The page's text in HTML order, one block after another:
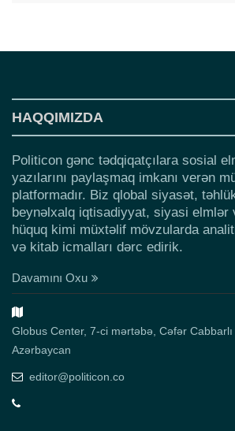
HAQQIMIZDA
Politicon gənc tədqiqatçılara sosial
yazılarını paylaşmaq imkanı verən
platformadır. Biz qlobal siyasət,
beynəlxalq iqtisadiyyat, siyasi elmlər
hüquq kimi müxtəlif mövzularda
və kitab icmalları dərc edirik.
Davamını Oxu
Globus Center, 7-ci mərtəbə, Cəfər Cabbarlı
Azərbaycan
editor@politicon.co